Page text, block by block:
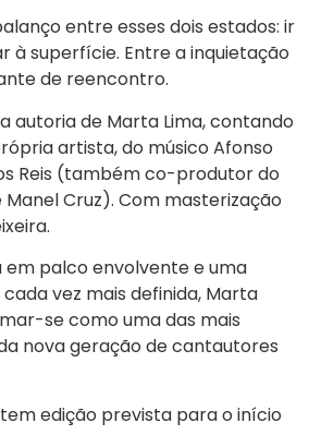
entre esses dois estados: ir
à superfície. Entre a inquietação
de reencontro.
autoria de Marta Lima, contando
artista, do músico Afonso
Reis (também co-produtor do
Manel Cruz). Com masterização
palco envolvente e uma
vez mais definida, Marta
se como uma das mais
nova geração de cantautores
edição prevista para o início